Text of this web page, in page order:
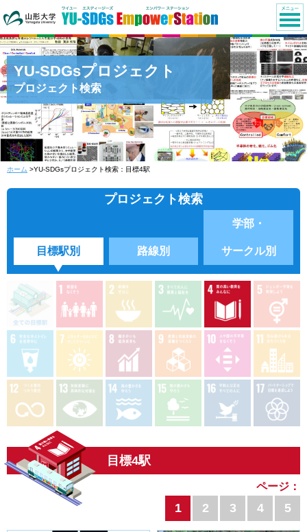
YU-SDGsプロジェクト
プロジェクト検索
ホーム >YU-SDGsプロジェクト検索：目標4駅
プロジェクト検索
目標駅別 路線別
学部・
サークル別
目標4駅
ページ：
1 2 3 4 5